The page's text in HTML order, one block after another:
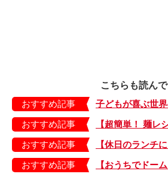
こちらも読んで
おすすめ記事
おすすめ記事
おすすめ記事
おすすめ記事